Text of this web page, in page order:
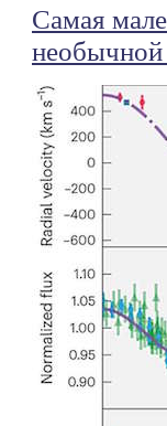
Самая